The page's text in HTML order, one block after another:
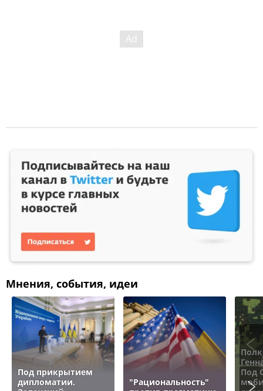
Мнения, события, идеи
Под прикрытием
дипломатии.
"Рациональность"
Под